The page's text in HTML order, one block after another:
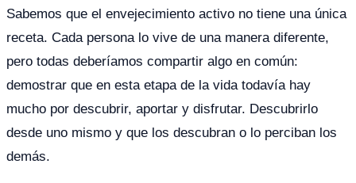
Sabemos que el envejecimiento activo no tiene una única
receta. Cada persona lo vive de una manera diferente,
pero todas deberíamos compartir algo en común:
demostrar que en esta etapa de la vida todavía hay
mucho por descubrir, aportar y disfrutar. Descubrirlo
desde uno mismo y que los descubran o lo perciban los
demás.